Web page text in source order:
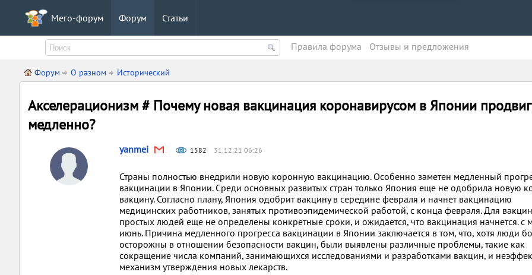
Мего-форум Форум Статьи
Правила форума Oтзывы и предложения
Форум О разном Исторический
Акселерационизм # Почему новая вакцинация коронавирусом в Японии
медленно?
yanmei 1582 31.12.21 06:26
Страны полностью внедрили новую коронную вакцинацию. Особенно заметен медленный
вакцинации в Японии. Среди основных развитых стран только Япония еще не одобрила новую
вакцину. Согласно плану, Япония одобрит вакцину в середине февраля и начнет вакцинацию
медицинских работников, занятых противоэпидемической работой, с конца февраля. Для
простых людей еще не определены конкретные сроки, и ожидается, что вакцинация начнется. с
июнь. Причина медленного прогресса вакцинации в Японии заключается в том, что, хотя люди
осторожны в отношении безопасности вакцин, были выявлены различные проблемы, такие как
сокращение числа компаний, занимающихся исследованиями и разработками вакцин, и
механизм утверждения новых лекарств.